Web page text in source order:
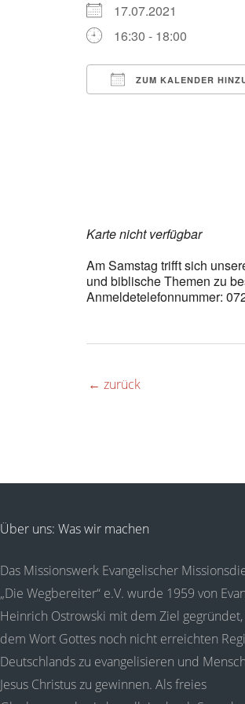
17.07.2021
16:30 - 18:00
ZUM KALENDER
Karte nicht verfügbar
Am Samstag trifft sich
und biblische Themen zu
Anmeldetelefonnummer:
← zurück
Über uns: Was wir machen
Das Missionswerk Evangelischer
„Die Wegbereiter“ e.V. wurde 1959 von
Heinrich Ostrowski mit dem Ziel
dem Wort Gottes noch nicht erreichten
Deutschlands zu evangelisieren und
Jesus Christus zu gewinnen. Als freies